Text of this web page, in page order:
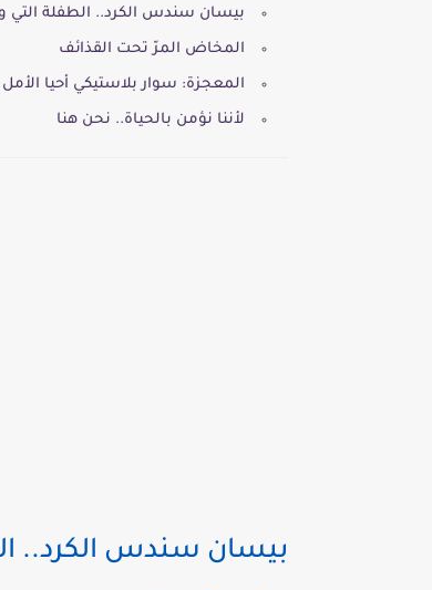
بيسان سندس الكرد.. الطفلة
المخاض المرّ تحت القذائف
المعجزة: سوار بلاستيكي أحيا الأمل
لأننا نؤمن بالحياة.. نحن هنا
بيسان سندس الكرد..